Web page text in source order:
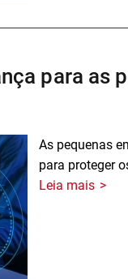
para as
As pequenas
para proteger
Leia mais